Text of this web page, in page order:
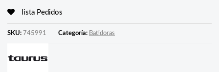
lista Pedidos
SKU: 745991 Categoría: Batidoras